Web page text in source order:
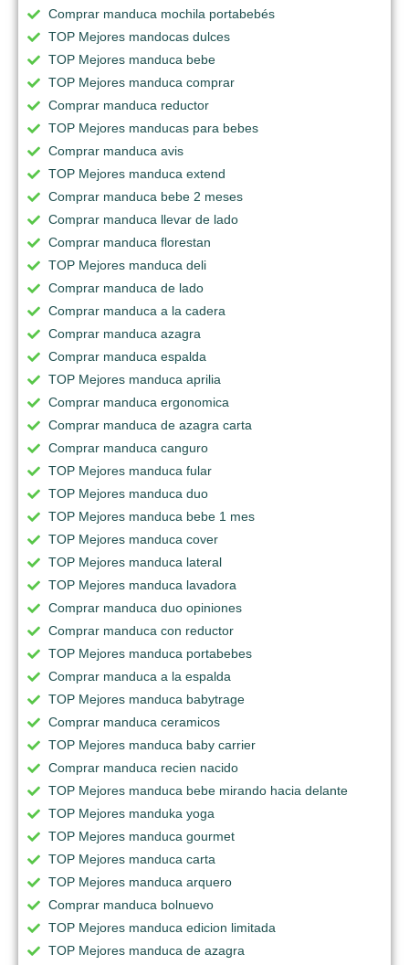
Comprar manduca mochila portabebés
TOP Mejores mandocas dulces
TOP Mejores manduca bebe
TOP Mejores manduca comprar
Comprar manduca reductor
TOP Mejores manducas para bebes
Comprar manduca avis
TOP Mejores manduca extend
Comprar manduca bebe 2 meses
Comprar manduca llevar de lado
Comprar manduca florestan
TOP Mejores manduca deli
Comprar manduca de lado
Comprar manduca a la cadera
Comprar manduca azagra
Comprar manduca espalda
TOP Mejores manduca aprilia
Comprar manduca ergonomica
Comprar manduca de azagra carta
Comprar manduca canguro
TOP Mejores manduca fular
TOP Mejores manduca duo
TOP Mejores manduca bebe 1 mes
TOP Mejores manduca cover
TOP Mejores manduca lateral
TOP Mejores manduca lavadora
Comprar manduca duo opiniones
Comprar manduca con reductor
TOP Mejores manduca portabebes
Comprar manduca a la espalda
TOP Mejores manduca babytrage
Comprar manduca ceramicos
TOP Mejores manduca baby carrier
Comprar manduca recien nacido
TOP Mejores manduca bebe mirando hacia delante
TOP Mejores manduka yoga
TOP Mejores manduca gourmet
TOP Mejores manduca carta
TOP Mejores manduca arquero
Comprar manduca bolnuevo
TOP Mejores manduca edicion limitada
TOP Mejores manduca de azagra